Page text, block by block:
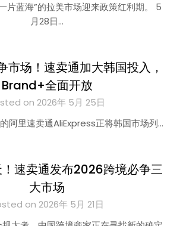
片蓝海”的拉美市场迎来政策红利期。 5
月28日…
市场！速卖通加大韩国投入，
Brand+全面开放
on 2026年 5月 25日
阿里速卖通AliExpress正将韩国市场列…
速卖通发布2026跨境必争三
大市场
on 2026年 5月 21日